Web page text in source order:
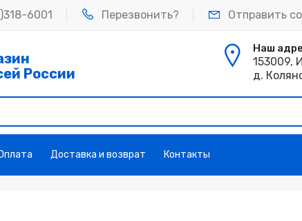
6001 Перезвонить? Отправить
России
Наш
153009,
д.
Доставка и возврат Контакты